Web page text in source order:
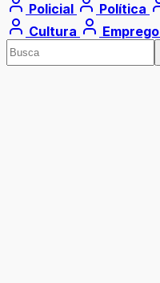
Policial
Política
Cultura
Emprego